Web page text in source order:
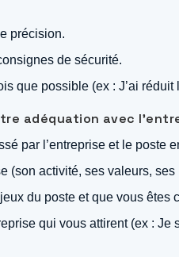
précision.
de sécurité.
que possible (ex : J’ai
adéquation avec
par l’entreprise et le poste
(son activité, ses valeurs, ses
du poste et que vous êtes
qui vous attirent (ex :